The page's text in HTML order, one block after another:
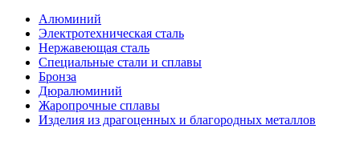
Алюминий
Электротехническая сталь
Нержавеющая сталь
Специальные стали и сплавы
Бронза
Дюралюминий
Жаропрочные сплавы
Изделия из драгоценных и благородных металлов